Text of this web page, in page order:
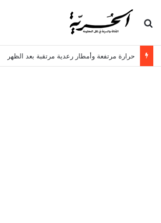
بحث عن
حرارة مرتفعة وأمطار رعدية مرتقبة بعد الظهر